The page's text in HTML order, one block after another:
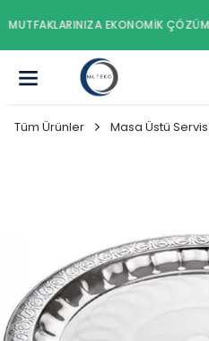
MUTFAKLARINIZA
Tüm Ürünler Masa Üstü